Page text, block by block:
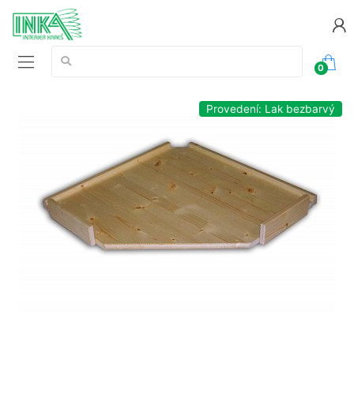
Vyhledávání:
0
Provedení: Lak bezbarvý